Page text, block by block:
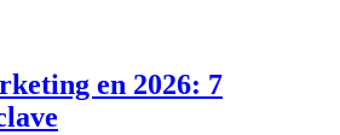
en 2026: 7